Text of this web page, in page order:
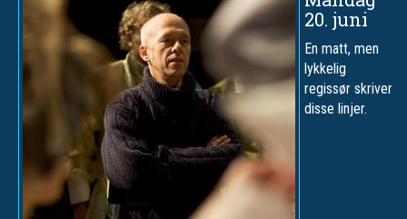
20. juni
En matt, men
lykkelig
regissør skriver
disse linjer.